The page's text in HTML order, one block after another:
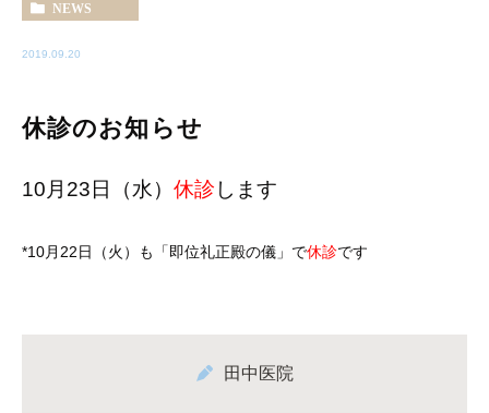
NEWS
2019.09.20
休診のお知らせ
10月23日（水） 休診 します
*10月22日（火）も「即位礼正殿の儀」で休診です
田中医院